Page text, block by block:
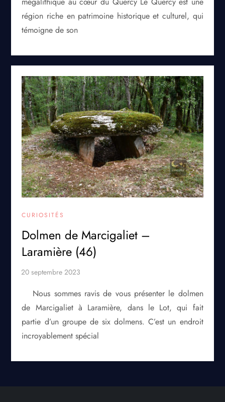
région riche en patrimoine historique et culturel, qui
témoigne de son
CURIOSITÉS
Dolmen de Marcigaliet –
Laramière (46)
Nous sommes ravis de vous présenter le dolmen
de Marcigaliet à Laramière, dans le Lot, qui fait
partie d’un groupe de six dolmens. C’est un endroit
incroyablement spécial